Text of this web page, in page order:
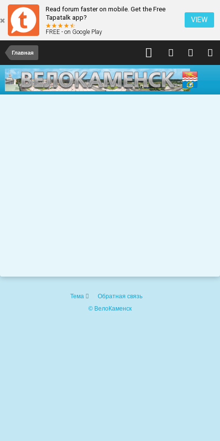
Read forum faster on mobile. Get the Free
Tapatalk app?
FREE - on Google Play
VIEW
Главная
Тема
Обратная связь
© ВелоКаменск